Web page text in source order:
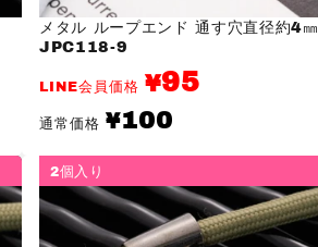
メタル ループエンド 通す穴直径約4㎜
JPC118-9
LINE会員価格 ¥95
通常価格
通
常
¥100
2個入り